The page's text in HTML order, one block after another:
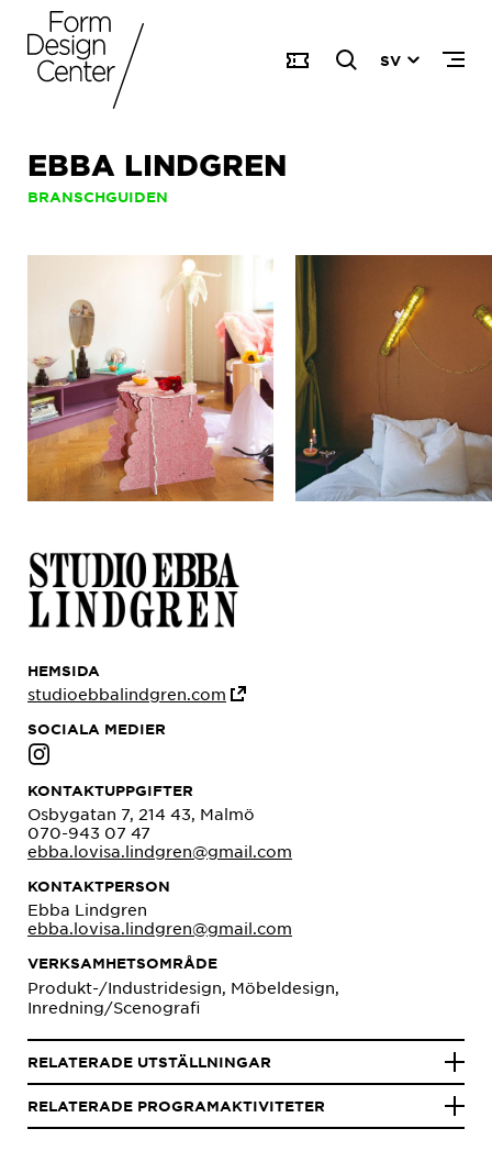
SV
EBBA LINDGREN
BRANSCHGUIDEN
HEMSIDA
studioebbalindgren.com
SOCIALA MEDIER
KONTAKTUPPGIFTER
Osbygatan 7, 214 43, Malmö
070-943 07 47
ebba.lovisa.lindgren@gmail.com
KONTAKTPERSON
Ebba Lindgren
ebba.lovisa.lindgren@gmail.com
VERKSAMHETSOMRÅDE
Produkt-/Industridesign, Möbeldesign,
Inredning/Scenografi
RELATERADE UTSTÄLLNINGAR
RELATERADE PROGRAMAKTIVITETER